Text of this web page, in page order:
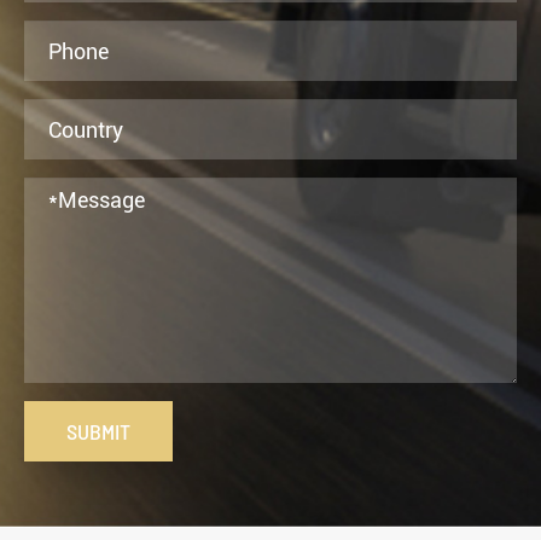
SUBMIT